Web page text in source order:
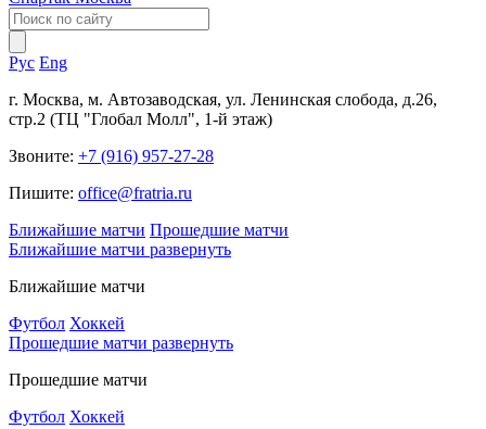
Рус Eng
г. Москва, м. Автозаводская, ул. Ленинская слобода, д.26,
стр.2 (ТЦ "Глобал Молл", 1-й этаж)
Звоните: +7 (916) 957-27-28
Пишите: office@fratria.ru
Ближайшие матчи Прошедшие матчи
Ближайшие матчи развернуть
Ближайшие матчи
Футбол Хоккей
Прошедшие матчи развернуть
Прошедшие матчи
Футбол Хоккей